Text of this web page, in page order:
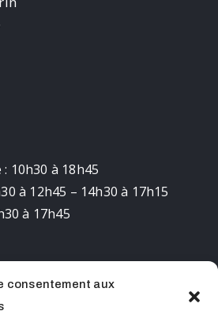
consentement aux
10h30 à 18h45
à 12h45 – 14h30 à 17h15
à 17h45